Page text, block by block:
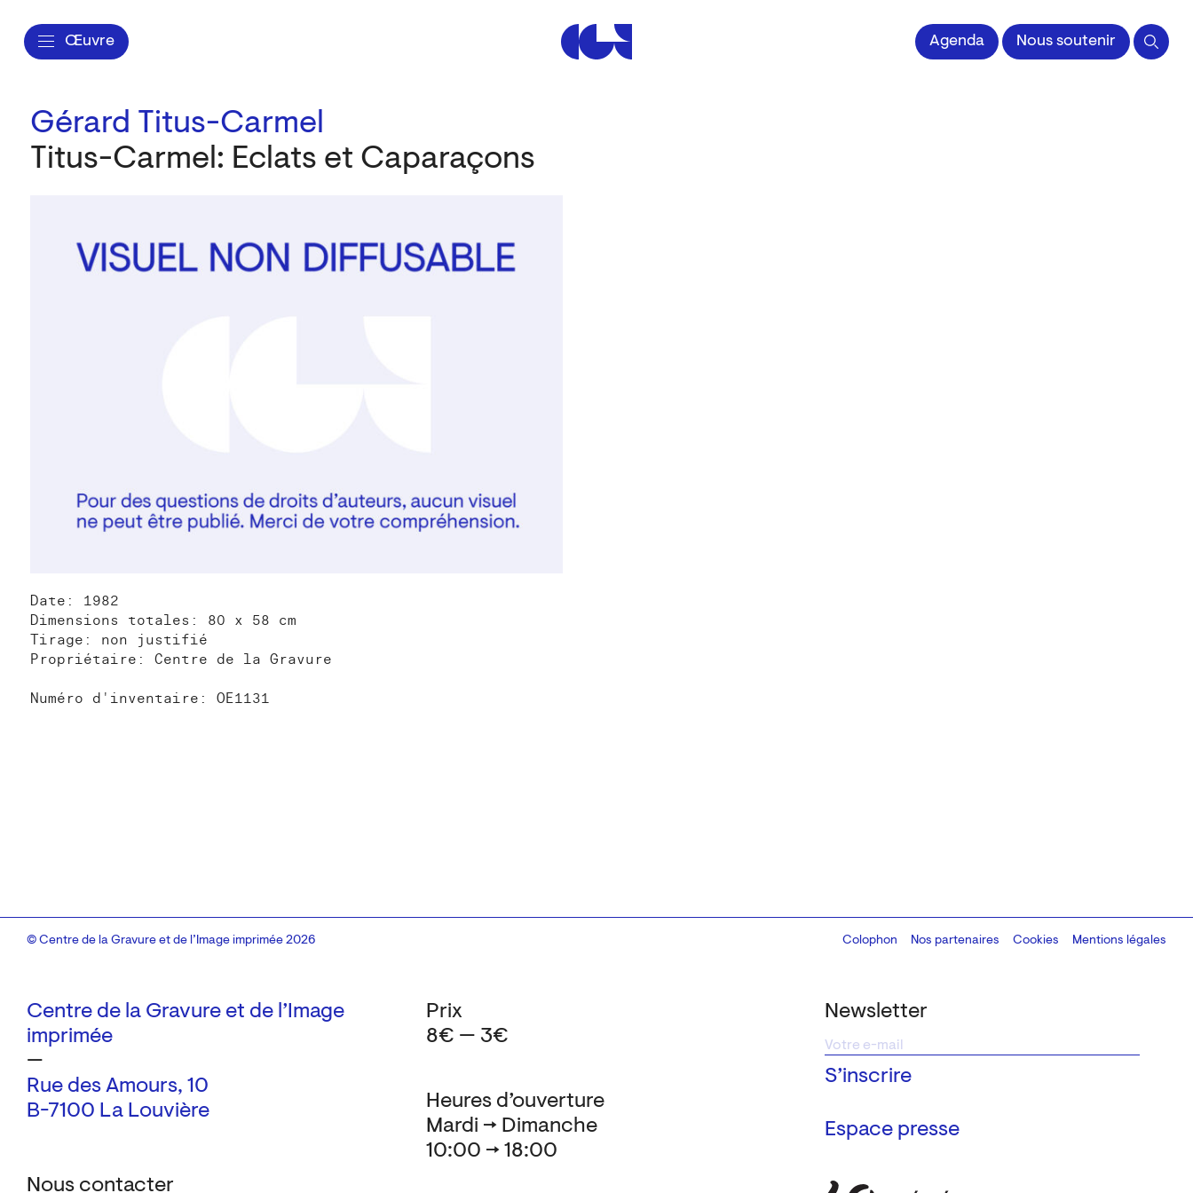
Œuvre Centre de la Gravure et de l'Image impriméeAgenda Nous soutenir
Gérard Titus-Carmel
Titus-Carmel: Eclats et Caparaçons
Date: 1982
Dimensions totales: 80 x 58 cm
Tirage: non justifié
Propriétaire: Centre de la Gravure
Numéro d'inventaire: OE1131
Centre de la Gravure et de l’Image
imprimée
—
Rue des Amours, 10
B-7100 La Louvière
Nous contacter
Newsletter
Espace presse
Heures d’ouverture
Mardi → Dimanche
10:00 → 18:00
Prix
8€ — 3€
© Centre de la Gravure et de l’Image imprimée 2026 Colophon
Design:Marcel Kaczmarek, code:8080.studio
Nos partenaires Cookies Mentions légales